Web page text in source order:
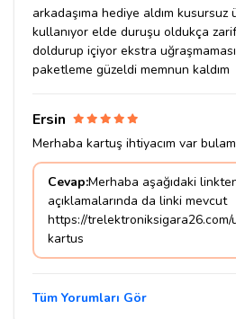
arkadaşıma hediye aldım
kullanıyor elde duruşu oldukça
doldurup içiyor ekstra
paketleme güzeldi memnun kaldım
Ersin
Merhaba kartuş ihtiyacım var
Cevap:Merhaba aşağıdaki
açıklamalarında da linki mevcut
https://
kartus
Tüm Yorumları Gör